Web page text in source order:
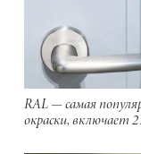
RAL — самая
окраски, включает